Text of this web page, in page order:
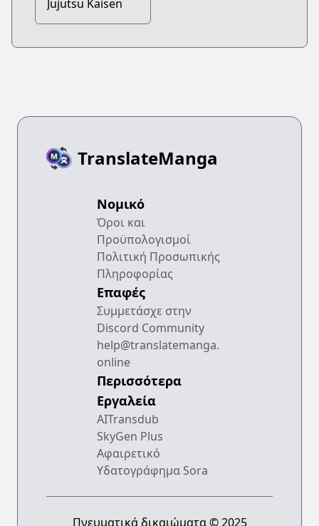
Jujutsu Kaisen
TranslateManga
Νομικό
Όροι και
Προϋπολογισμοί
Πολιτική Προσωπικής
Πληροφορίας
Επαφές
Συμμετάσχε στην
Discord Community
help@translatemanga.
online
Περισσότερα
Εργαλεία
AITransdub
SkyGen Plus
Αφαιρετικό
Υδατογράφημα Sora
Πνευματικά δικαιώματα © 2025